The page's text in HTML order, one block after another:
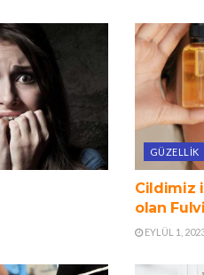
GÜZELLIK
Cildimiz
olan
EYLÜL 1,